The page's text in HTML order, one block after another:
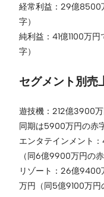
経常利益：29億8500
字）
純利益：41億1100万
字）
セグメント別売
遊技機：212億3900
同期は5900万円の赤字
エンタテインメント
（同6億9900万円の赤
リゾート：26億
万円（同5億9100万円